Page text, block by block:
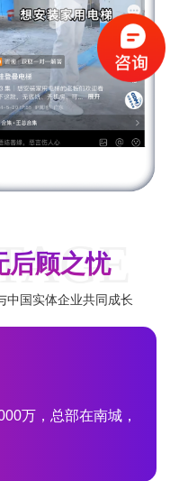
后顾之忧
中国实体企业共同成长
万，总部在南城，